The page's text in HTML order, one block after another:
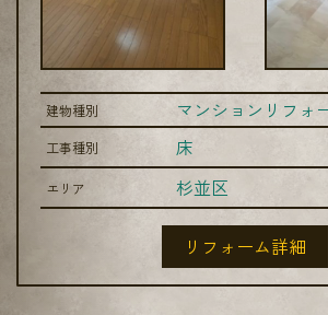
建物種別 マンションリフォ
工事種別 床
エリア 杉並区
リフォーム詳細